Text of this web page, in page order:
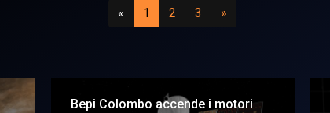
« Precedente
1 (attuale)
2 (vai a pagina 2)
3 (vai a pagina 3)
»
Bepi Colombo accende i motori